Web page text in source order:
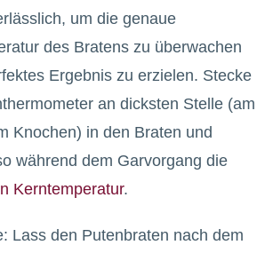
um die genaue
des Bratens zu überwachen
Ergebnis zu erzielen. Stecke
an dicksten Stelle (am
Knochen) in den Braten und
während dem Garvorgang die
Kerntemperatur.
Lass den Putenbraten nach dem